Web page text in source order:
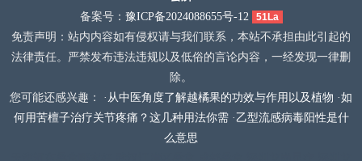
备案号： 豫ICP备2024088655号-12 51La
免责声明：站内内容如有侵权请与我们联系，本站不承担由此引起的
法律责任。严禁发布违法违规以及低俗的言论内容，一经发现一律删
除。
您可能还感兴趣： · 从中医角度了解越橘果的功效与作用以及植物 ·如
何用苦檀子治疗关节疼痛？这几种用法你需·乙型流感病毒阳性是什
么意思